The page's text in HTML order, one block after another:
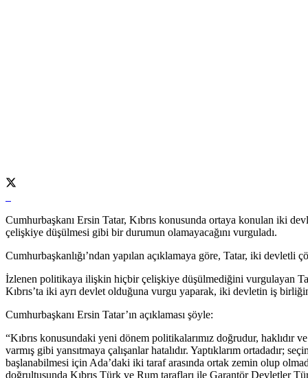
Cumhurbaşkanı Ersin Tatar, Kıbrıs konusunda ortaya konulan iki
çelişkiye düşülmesi gibi bir durumun olamayacağını vurguladı.
Cumhurbaşkanlığı’ndan yapılan açıklamaya göre, Tatar, iki
İzlenen politikaya ilişkin hiçbir çelişkiye düşülmediğini vurgulayan
Kıbrıs’ta iki ayrı devlet olduğuna vurgu yaparak, iki devletin iş
Cumhurbaşkanı Ersin Tatar’ın açıklaması şöyle:
“Kıbrıs konusundaki yeni dönem politikalarımız doğrudur, haklıdır
varmış gibi yansıtmaya çalışanlar hatalıdır. Yaptıklarım
başlanabilmesi için Ada’daki iki taraf arasında ortak zemin olup
doğrultusunda Kıbrıs Türk ve Rum tarafları ile Garantör Devletler